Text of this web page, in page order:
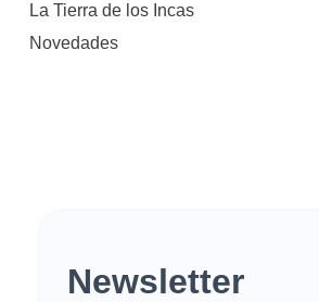
La Tierra de los Incas
Novedades
Newsletter